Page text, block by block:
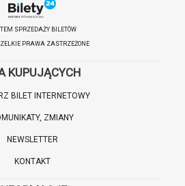
SPRZEDAŻY BILETÓW
PRAWA ZASTRZEŻONE
KUPUJĄCYCH
BILET INTERNETOWY
ZMIANY
NEWSLETTER
KONTAKT